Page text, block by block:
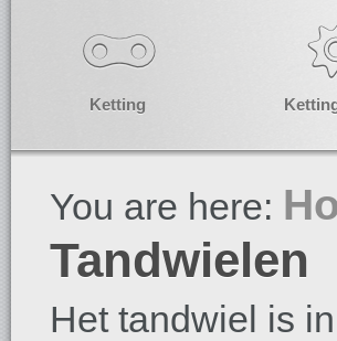
Ketting
You are here:
Tandwielen
Het tandwiel is